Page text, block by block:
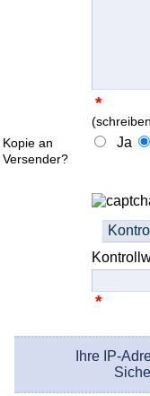
*
Kopie an
Versender?
Ja
*
Ihre IP-